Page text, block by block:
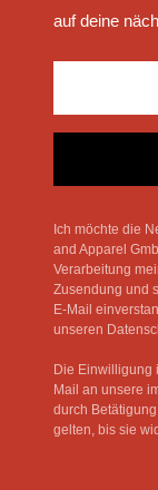
auf deine
Ich möchte die
and Apparel
Verarbeitung
Zusendung und
E-Mail
unseren
Die Einwilligung
Mail an unsere
durch
gelten, bis sie